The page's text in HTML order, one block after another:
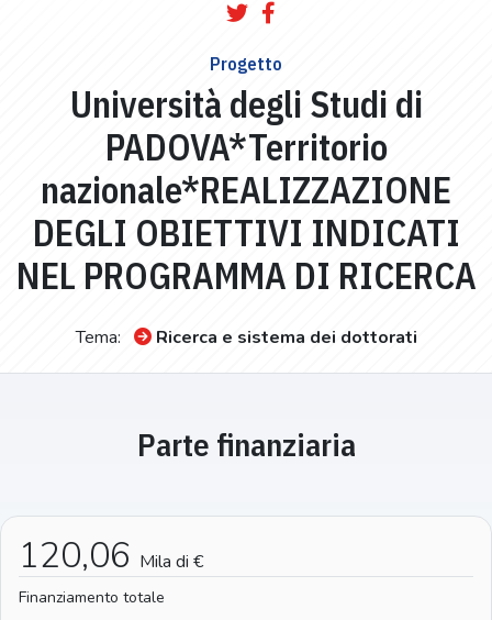
Progetto
Università degli Studi di
PADOVA*Territorio
nazionale*REALIZZAZIONE
DEGLI OBIETTIVI INDICATI
NEL PROGRAMMA DI RICERCA
Tema: Ricerca e sistema dei dottorati
Parte finanziaria
120,06 Mila di €
Finanziamento totale